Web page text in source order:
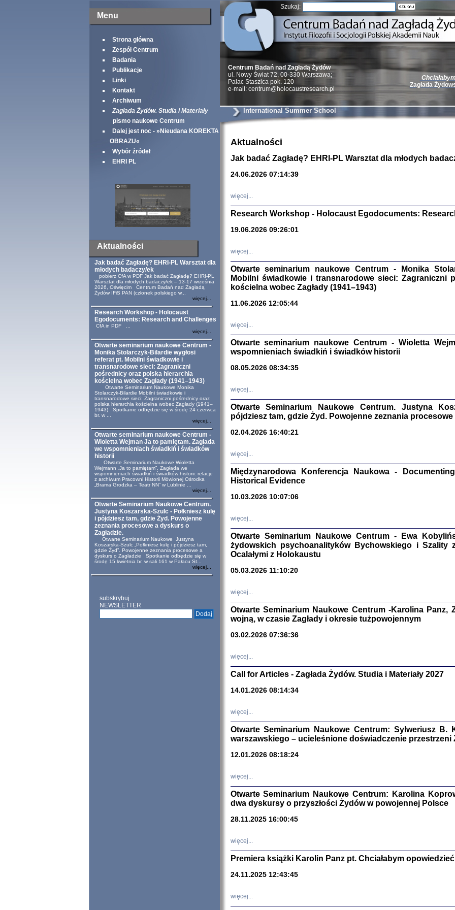
Menu
Strona główna
Zespół Centrum
Badania
Publikacje
Linki
Kontakt
Archiwum
Zagłada Żydów. Studia i Materiały
pismo naukowe Centrum
Dalej jest noc - »Nieudana KOREKTA
OBRAZU«
Wybór źródeł
EHRI PL
Aktualności
Jak badać Zagładę? EHRI-PL Warsztat dla
młodych badaczy/ek
pobierz CfA w PDF Jak badać Zagładę? EHRI-PL
Warsztat dla młodych badaczy/ek – 13-17 września
2026, Oświęcim Centrum Badań nad Zagładą
Żydów IFiS PAN (członek polskiego w...
więcej...
Research Workshop - Holocaust
Egodocuments: Research and Challenges
CfA in PDF ...
więcej...
Otwarte seminarium naukowe Centrum -
Monika Stolarczyk-Bilardie wygłosi
referat pt. Mobilni świadkowie i
transnarodowe sieci: Zagraniczni
pośrednicy oraz polska hierarchia
kościelna wobec Zagłady (1941–1943)
Otwarte Seminarium Naukowe Monika
Stolarczyk-Bilardie Mobilni świadkowie i
transnarodowe sieci: Zagraniczni pośrednicy oraz
polska hierarchia kościelna wobec Zagłady (1941–
1943) Spotkanie odbędzie się w środę 24 czerwca
br. w ...
więcej...
Otwarte seminarium naukowe Centrum -
Wioletta Wejman Ja to pamiętam. Zagłada
we wspomnieniach świadkiń i świadków
historii
Otwarte Seminarium Naukowe Wioletta
Wejmann „Ja to pamiętam”. Zagłada we
wspomnieniach świadkiń i świadków historii: relacje
z archiwum Pracowni Historii Mówionej Ośrodka
„Brama Grodzka – Teatr NN” w Lublinie ...
więcej...
Otwarte Seminarium Naukowe Centrum.
Justyna Koszarska-Szulc - Połkniesz kulę
i pójdziesz tam, gdzie Żyd. Powojenne
zeznania procesowe a dyskurs o
Zagładzie.
Otwarte Seminarium Naukowe Justyna
Koszarska-Szulc „Połkniesz kulę i pójdziesz tam,
gdzie Żyd”. Powojenne zeznania procesowe a
dyskurs o Zagładzie Spotkanie odbędzie się w
środę 15 kwietnia br. w sali 161 w Pałacu St...
więcej...
subskrybuj
NEWSLETTER
Szukaj:
Zagłada
Żydzi w
Natalia Aleksiun,
Deborah Dash
Turski, Laurence
Wagner Rózia
oprac.
oprac.
Zagłada
Studia i
NIE WIEMY CO
Sewek
Centrum Badań nad Zagładą Żydów
ul. Nowy Świat 72, 00-330 Warszawa;
Palac Staszica pok. 120
e-mail: centrum@holocaustresearch.pl
International Summer School
Aktualności
Jak badać Zagładę? EHRI-PL Warsztat dla młodych
24.06.2026 07:14:39
więcej...
Research Workshop - Holocaust Egodocuments:
19.06.2026 09:26:01
więcej...
Otwarte seminarium naukowe Centrum - Monika
Mobilni świadkowie i transnarodowe sieci: Zagraniczni
kościelna wobec Zagłady (1941–1943)
11.06.2026 12:05:44
więcej...
Otwarte seminarium naukowe Centrum - Wioletta
wspomnieniach świadkiń i świadków historii
08.05.2026 08:34:35
więcej...
Otwarte Seminarium Naukowe Centrum. Justyna
pójdziesz tam, gdzie Żyd. Powojenne zeznania procesowe
02.04.2026 16:40:21
więcej...
Międzynarodowa Konferencja Naukowa -
Historical Evidence
10.03.2026 10:07:06
więcej...
Otwarte Seminarium Naukowe Centrum - Ewa
żydowskich psychoanalityków Bychowskiego i
Ocalałymi z Holokaustu
05.03.2026 11:10:20
więcej...
Otwarte Seminarium Naukowe Centrum -Karolina Panz,
wojną, w czasie Zagłady i okresie tużpowojennym
03.02.2026 07:36:36
więcej...
Call for Articles - Zagłada Żydów. Studia i Materiały 2027
14.01.2026 08:14:34
więcej...
Otwarte Seminarium Naukowe Centrum: Sylweriusz B.
warszawskiego – ucieleśnione doświadczenie przestrzeni
12.01.2026 08:18:24
więcej...
Otwarte Seminarium Naukowe Centrum: Karolina
dwa dyskursy o przyszłości Żydów w powojennej Polsce
28.11.2025 16:00:45
więcej...
Premiera książki Karolin Panz pt. Chciałabym
24.11.2025 12:43:45
więcej...